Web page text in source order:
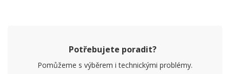
Potřebujete poradit?
Pomůžeme s výběrem i technickými problémy.